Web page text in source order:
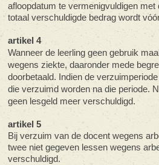
afloopdatum te vermenigvuldigen
totaal verschuldigde bedrag wordt
artikel 4
Wanneer de leerling geen gebruik
wegens ziekte, daaronder mede
doorbetaald. Indien de
die verzuimd worden na die periode.
geen lesgeld meer verschuldigd.
artikel 5
Bij verzuim van de docent wegens
twee niet gegeven lessen wegens
verschuldigd.